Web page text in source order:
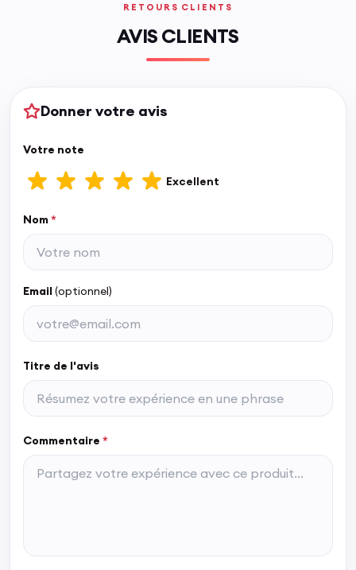
RETOURS CLIENTS
AVIS CLIENTS
Donner votre avis
Votre note
Excellent
Nom*
Email(optionnel)
Titre de l'avis
Commentaire *